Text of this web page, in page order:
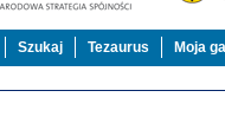
Szukaj Tezaurus Moja